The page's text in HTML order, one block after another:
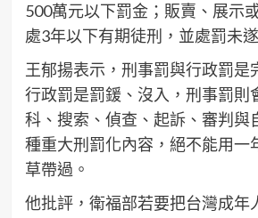
500萬元以下罰金；販賣、展示
處3年以下有期徒刑，並處罰未
王郁揚表示，刑事罰與行政罰是
行政罰是罰鍰、沒入，刑事罰則
科、搜索、偵查、起訴、審判與
種重大刑罰化內容，絕不能用一
草帶過。
他批評，衛福部若要把台灣成年